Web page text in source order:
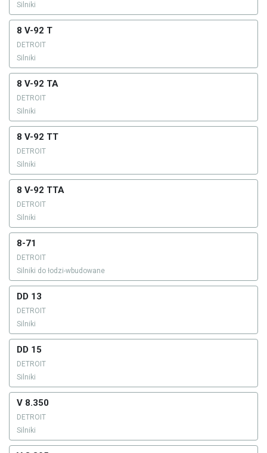
Silniki
8 V-92 T
DETROIT
Silniki
8 V-92 TA
DETROIT
Silniki
8 V-92 TT
DETROIT
Silniki
8 V-92 TTA
DETROIT
Silniki
8-71
DETROIT
Silniki do łodzi-wbudowane
DD 13
DETROIT
Silniki
DD 15
DETROIT
Silniki
V 8.350
DETROIT
Silniki